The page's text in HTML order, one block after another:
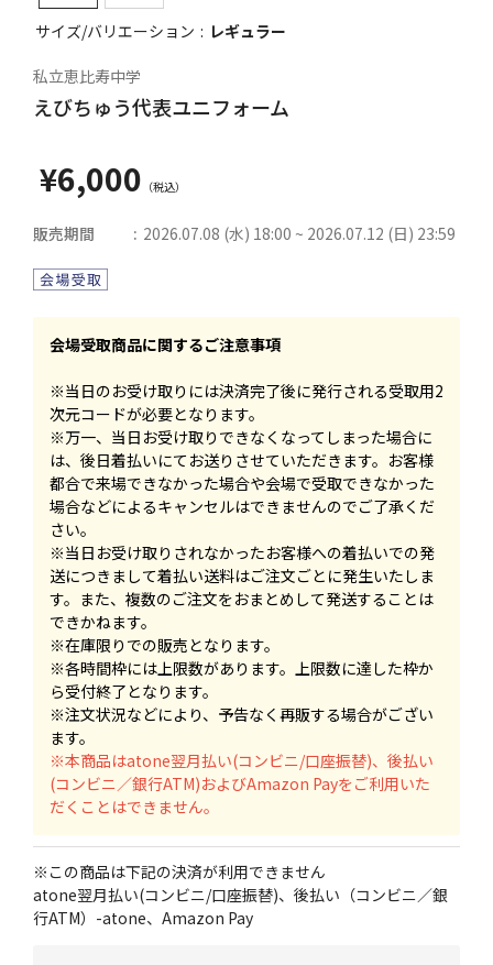
サイズ/バリエーション レギュラー
私立恵比寿中学
えびちゅう代表ユニフォーム
¥6,000
販売期間 2026.07.08 (水) 18:00 ~ 2026.07.12 (日) 23:59
会場受取商品に関するご注意事項
※当日のお受け取りには決済完了後に発行される受取用2
次元コードが必要となります。
※万一、当日お受け取りできなくなってしまった場合に
は、後日着払いにてお送りさせていただきます。お客様
都合で来場できなかった場合や会場で受取できなかった
場合などによるキャンセルはできませんのでご了承くだ
さい。
※当日お受け取りされなかったお客様への着払いでの発
送につきまして着払い送料はご注文ごとに発生いたしま
す。また、複数のご注文をおまとめして発送することは
できかねます。
※在庫限りでの販売となります。
※各時間枠には上限数があります。上限数に達した枠か
ら受付終了となります。
※注文状況などにより、予告なく再販する場合がござい
ます。
※本商品はatone翌月払い(コンビニ/口座振替)、後払い
(コンビニ／銀行ATM)およびAmazon Payをご利用いた
だくことはできません。
※この商品は下記の決済が利用できません
atone翌月払い(コンビニ/口座振替)、後払い（コンビニ／銀
行ATM）-atone、Amazon Pay